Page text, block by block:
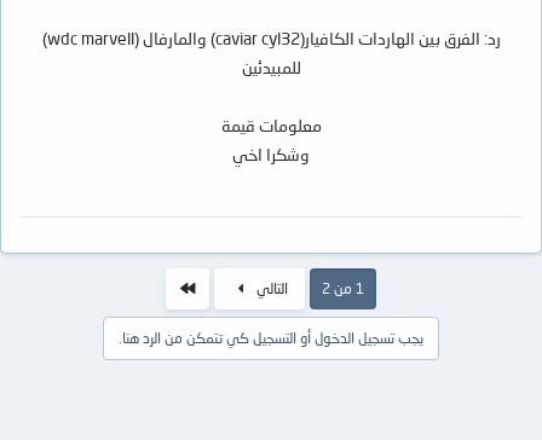
رد: الفرق بين الهاردات الكافيار(caviar cyl32) والمارفال (wdc marvell)
للمبيدئين
معلومات قيمة
وشكرا اخي
1 من 2 التالي
يجب تسجيل الدخول أو التسجيل كي تتمكن من الرد هنا.